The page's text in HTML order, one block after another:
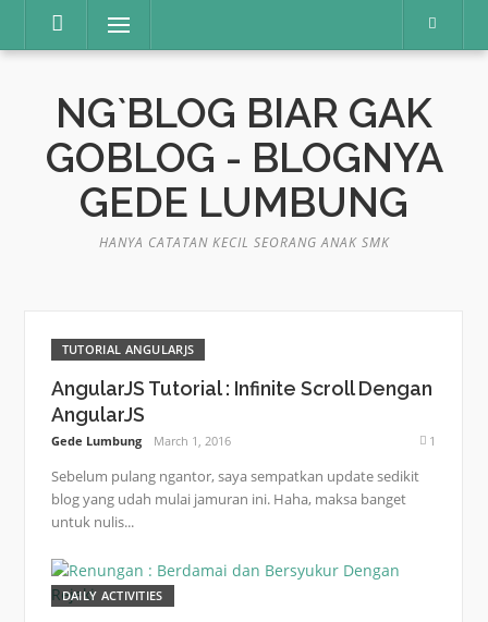
content
Menu
NG`BLOG BIAR GAK
GOBLOG - BLOGNYA
GEDE LUMBUNG
HANYA CATATAN KECIL SEORANG ANAK SMK
TUTORIAL ANGULARJS
AngularJS Tutorial : Infinite Scroll Dengan
AngularJS
Gede Lumbung March 1, 2016 1
Sebelum pulang ngantor, saya sempatkan update sedikit
blog yang udah mulai jamuran ini. Haha, maksa banget
untuk nulis...
DAILY ACTIVITIES